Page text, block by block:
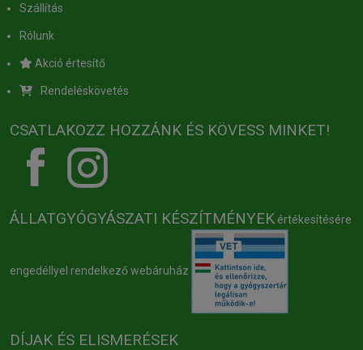
Szállítás
Rólunk
Akció értesítő
Rendeléskövetés
CSATLAKOZZ HOZZÁNK ÉS KÖVESS MINKET!
ÁLLATGYÓGYÁSZATI KÉSZÍTMÉNYEK értékesítésére
engedéllyel rendelkező webáruház
DÍJAK ÉS ELISMERÉSEK